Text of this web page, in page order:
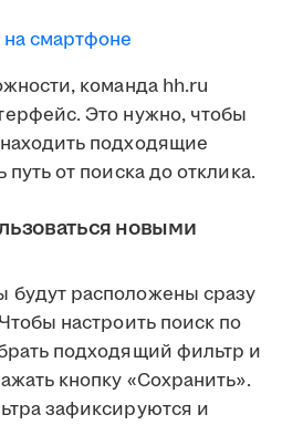
смартфоне
команда hh.ru
Это нужно, чтобы
подходящие
от поиска до отклика.
новыми
расположены сразу
настроить поиск по
подходящий фильтр и
кнопку «Сохранить».
зафиксируются и